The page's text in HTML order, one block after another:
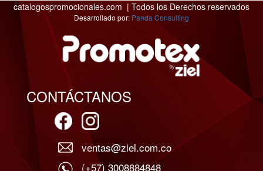
catalogospromocionales.com | Todos los Derechos reservados
Desarrollado por: Panda Consulting
CONTÁCTANOS
ventas@ziel.com.co
(+57) 3008884848